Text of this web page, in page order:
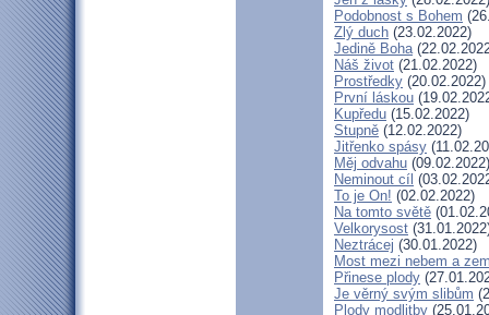
Podobnost s Bohem
Zlý duch (23.02.2022)
Jedině Boha
Náš život (21.02.2022)
Prostředky (20.02.2022)
První láskou
Kupředu (15.02.2022)
Stupně (12.02.2022)
Jitřenko spásy
Měj odvahu (09.02.2022)
Neminout cíl
To je On! (02.02.2022)
Na tomto světě
Velkorysost
Neztrácej (30.01.2022)
Most mezi nebem a
Přinese plody
Je věrný svým slibům
Plody modlitby